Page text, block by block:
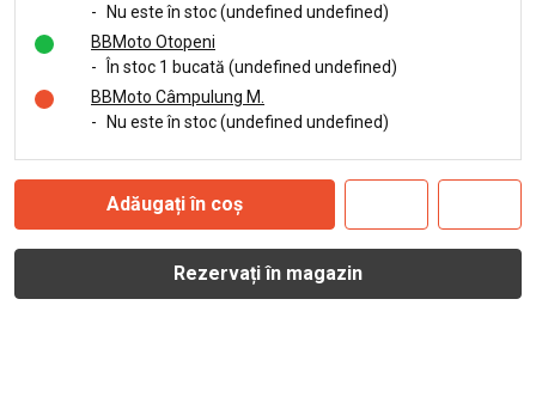
-
Nu este în stoc (undefined undefined)
BBMoto Otopeni
-
În stoc 1 bucată (undefined undefined)
BBMoto Câmpulung M.
-
Nu este în stoc (undefined undefined)
Adăugați în coș
Rezervați în magazin